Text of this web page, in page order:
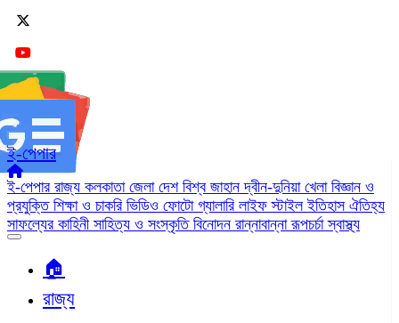
ই-পেপার
ই-পেপার রাজ্য কলকাতা জেলা দেশ বিশ্ব জাহানদ্বীন-দুনিয়া খেলা বিজ্ঞান ও
প্রযুক্তি শিক্ষা ও চাকরি ভিডিও ফোটো গ্যালারি লাইফ স্টাইলইতিহাস ঐতিহ্য
সাফল্যের কাহিনী সাহিত্য ও সংস্কৃতি বিনোদন রান্নাবান্নারূপচর্চাস্বাস্থ্য
🏠︎
রাজ্য